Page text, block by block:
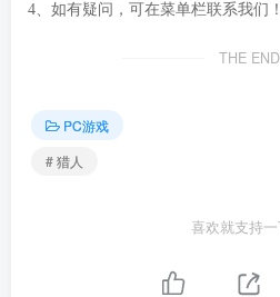
4、如有疑问，可在菜单栏联系我们！
THE END
PC游戏
# 猎人
喜欢就支持